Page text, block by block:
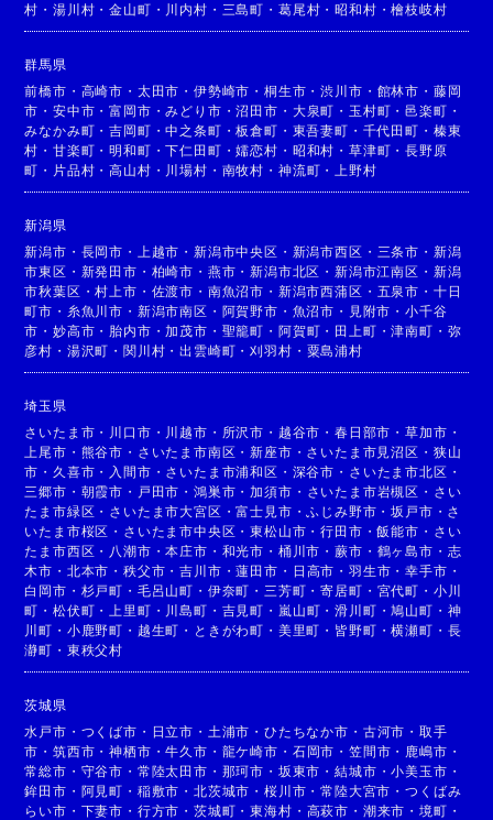
村 ・湯川村 ・金山町 ・ 川内村 ・ 三島町 ・ 葛尾村 ・昭和村 ・檜枝岐村
群馬県
前橋市 ・ 高崎市 ・ 太田市 ・伊勢崎市 ・桐生市 ・渋川市 ・ 館林市 ・ 藤岡
市 ・安中市 ・富岡市 ・みどり市 ・沼田市 ・ 大泉町 ・ 玉村町 ・邑楽町 ・
みなかみ町 ・吉岡町 ・中之条町 ・板倉町 ・ 東吾妻町 ・ 千代田町 ・ 榛東
村 ・甘楽町 ・明和町 ・下仁田町 ・嬬恋村 ・ 昭和村 ・ 草津町 ・長野原
町 ・ 片品村 ・高山村 ・ 川場村 ・ 南牧村 ・ 神流町 ・ 上野村
新潟県
新潟市 ・ 長岡市 ・ 上越市 ・新潟市中央区 ・ 新潟市西区 ・ 三条市 ・ 新潟
市東区 ・ 新発田市 ・ 柏崎市 ・ 燕市 ・新潟市北区 ・新潟市江南区 ・ 新潟
市秋葉区 ・村上市 ・ 佐渡市 ・ 南魚沼市 ・ 新潟市西蒲区 ・ 五泉市 ・ 十日
町市 ・ 糸魚川市 ・ 新潟市南区 ・ 阿賀野市 ・ 魚沼市 ・ 見附市 ・小千谷
市 ・妙高市 ・ 胎内市 ・加茂市 ・ 聖籠町 ・ 阿賀町 ・ 田上町 ・津南町 ・ 弥
彦村 ・ 湯沢町 ・関川村 ・出雲崎町 ・刈羽村 ・ 粟島浦村
埼玉県
さいたま市 ・ 川口市 ・ 川越市 ・ 所沢市 ・ 越谷市 ・春日部市 ・草加市 ・
上尾市 ・ 熊谷市 ・ さいたま市南区 ・新座市 ・ さいたま市見沼区 ・ 狭山
市 ・ 久喜市 ・ 入間市 ・ さいたま市浦和区 ・ 深谷市 ・ さいたま市北区 ・
三郷市 ・ 朝霞市 ・ 戸田市 ・鴻巣市 ・加須市 ・ さいたま市岩槻区 ・ さい
たま市緑区 ・ さいたま市大宮区 ・富士見市 ・ふじみ野市 ・坂戸市 ・ さ
いたま市桜区 ・ さいたま市中央区 ・東松山市 ・行田市 ・飯能市 ・ さい
たま市西区 ・ 八潮市 ・本庄市 ・ 和光市 ・ 桶川市 ・蕨市 ・ 鶴ヶ島市 ・ 志
木市 ・ 北本市 ・秩父市 ・吉川市 ・蓮田市 ・ 日高市 ・ 羽生市 ・幸手市 ・
白岡市 ・ 杉戸町 ・ 毛呂山町 ・ 伊奈町 ・ 三芳町 ・寄居町 ・ 宮代町 ・ 小川
町 ・松伏町 ・ 上里町 ・ 川島町 ・ 吉見町 ・ 嵐山町 ・滑川町 ・鳩山町 ・ 神
川町 ・ 小鹿野町 ・ 越生町 ・ ときがわ町 ・ 美里町 ・ 皆野町 ・横瀬町 ・ 長
瀞町 ・ 東秩父村
茨城県
水戸市 ・ つくば市 ・ 日立市 ・ 土浦市 ・ひたちなか市 ・ 古河市 ・ 取手
市 ・筑西市 ・神栖市 ・牛久市 ・ 龍ケ崎市 ・ 石岡市 ・ 笠間市 ・ 鹿嶋市 ・
常総市 ・ 守谷市 ・ 常陸太田市 ・ 那珂市 ・ 坂東市 ・結城市 ・小美玉市 ・
鉾田市 ・ 阿見町 ・ 稲敷市 ・北茨城市 ・桜川市 ・常陸大宮市 ・つくばみ
らい市 ・ 下妻市 ・ 行方市 ・茨城町 ・東海村 ・ 高萩市 ・ 潮来市 ・ 境町 ・